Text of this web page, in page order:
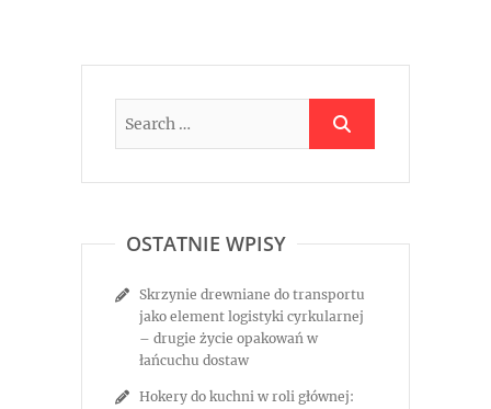
OSTATNIE WPISY
Skrzynie drewniane do transportu
jako element logistyki cyrkularnej
– drugie życie opakowań w
łańcuchu dostaw
Hokery do kuchni w roli głównej: